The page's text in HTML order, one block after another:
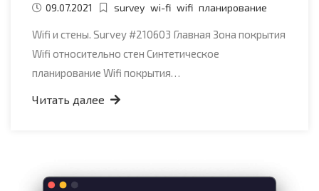
09.07.2021 survey wi-fi wifi планирование
Wifi и стены. Survey #210603 Главная Зона покрытия
Wifi относительно стен Синтетическое
планирование Wifi покрытия…
Читать далее